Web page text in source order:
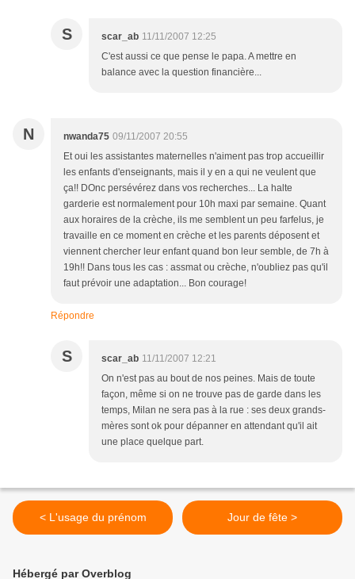
S scar_ab 11/11/2007 12:25
C'est aussi ce que pense le papa. A mettre en
balance avec la question financière...
N nwanda75 09/11/2007 20:55
Et oui les assistantes maternelles n'aiment pas trop accueillir
les enfants d'enseignants, mais il y en a qui ne veulent que
ça!! DOnc persévérez dans vos recherches... La halte
garderie est normalement pour 10h maxi par semaine. Quant
aux horaires de la crèche, ils me semblent un peu farfelus, je
travaille en ce moment en crèche et les parents déposent et
viennent chercher leur enfant quand bon leur semble, de 7h à
19h!! Dans tous les cas : assmat ou crèche, n'oubliez pas qu'il
faut prévoir une adaptation... Bon courage!
Répondre
S scar_ab 11/11/2007 12:21
On n'est pas au bout de nos peines. Mais de toute
façon, même si on ne trouve pas de garde dans les
temps, Milan ne sera pas à la rue : ses deux grands-
mères sont ok pour dépanner en attendant qu'il ait
une place quelque part.
< L'usage du prénom Jour de fête >
Hébergé par Overblog